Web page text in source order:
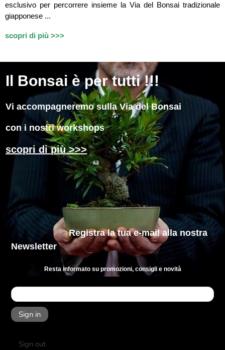
esclusivo per percorrere insieme la Via del Bonsai tradizionale
giapponese ...
scopri di più >>>
Il Bonsai è per tutti !!!
Vi accompagneremo sulla Via del Bonsai
con i nostri workshops
scopri di più >>>
Registra la tua e-mailalla nostra
Newsletter
Resta informato su promozioni, consigli e novità
Sign in
Sign out